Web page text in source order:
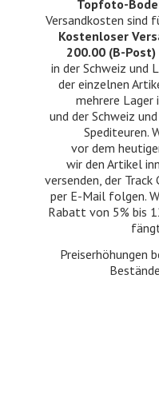
Topfoto-
Versandkosten sind
Kostenloser
200.00 (B-Post)
in der Schweiz und
der einzelnen
mehrere Lager
und der Schweiz
Spediteuren.
vor dem
wir den Artikel
versenden, der Track
per E-Mail folgen.
Rabatt von 5% bis
Preiserhöhungen